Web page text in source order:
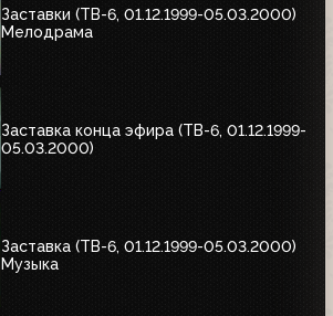
Заставки (ТВ-6, 01.12.1999-05.03.2000)
Мелодрама
Заставка конца эфира (ТВ-6, 01.12.1999-
05.03.2000)
Заставка (ТВ-6, 01.12.1999-05.03.2000)
Музыка